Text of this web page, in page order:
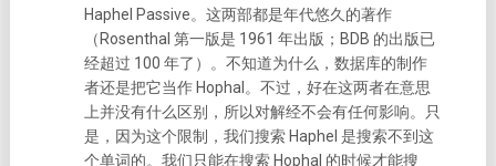
Haphel Passive。这两部都是年代悠久的著作
（Rosenthal 第一版是 1961 年出版；BDB 的出版已
经超过 100 年了）。不知道为什么，数据库的制作
者还是把它当作 Hophal。不过，好在这两者在意思
上并没有什么区别，所以对解经不会有任何影响。只
是，因为这个限制，我们搜索 Haphel 是搜索不到这
个单词的。我们只能在搜索 Hophal 的时候才能搜